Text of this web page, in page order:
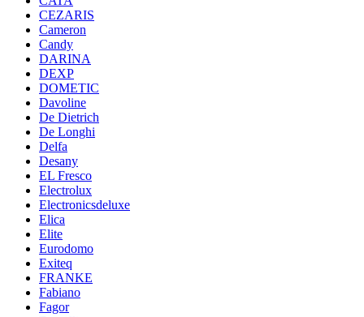
CEZARIS
Cameron
Candy
DARINA
DEXP
DOMETIC
Davoline
De Dietrich
De Longhi
Delfa
Desany
EL Fresco
Electrolux
Electronicsdeluxe
Elica
Elite
Eurodomo
Exiteq
FRANKE
Fabiano
Fagor